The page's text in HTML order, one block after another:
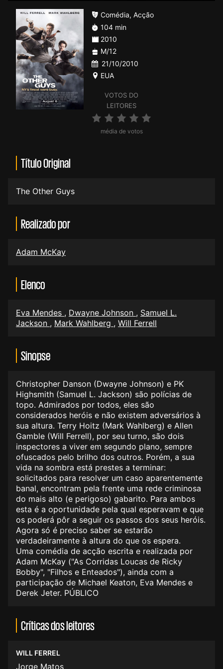
VOTOS DO
LEITORES
média de votos
Comédia, Acção
104 min
2010
M/12
21/10/2010
EUA
Título Original
The Other Guys
Realizado por
Adam McKay
Elenco
Eva Mendes , Dwayne Johnson , Samuel L.
Jackson , Mark Wahlberg , Will Ferrell
Sinopse
Christopher Danson (Dwayne Johnson) e PK
Highsmith (Samuel L. Jackson) são polícias de
topo. Admirados por todos, eles são
considerados heróis e não existem adversários à
sua altura. Terry Hoitz (Mark Wahlberg) e Allen
Gamble (Will Ferrell), por seu turno, são dois
inspectores a viver em segundo plano, sempre
ofuscados pelo brilho dos outros. Porém, a sua
vida na sombra está prestes a terminar:
solicitados para resolver um caso aparentemente
banal, encontram pela frente uma rede criminosa
do mais alto (e perigoso) gabarito. Para ambos
esta é a oportunidade pela qual esperavam e que
os poderá pôr a seguir os passos dos seus heróis.
Agora só é preciso saber se estarão
verdadeiramente à altura do que os espera.
Uma comédia de acção escrita e realizada por
Adam McKay ("As Corridas Loucas de Ricky
Bobby", "Filhos e Enteados"), ainda com a
participação de Michael Keaton, Eva Mendes e
Derek Jeter. PÚBLICO
Críticas dos leitores
WILL FERREL
Jorge Matos